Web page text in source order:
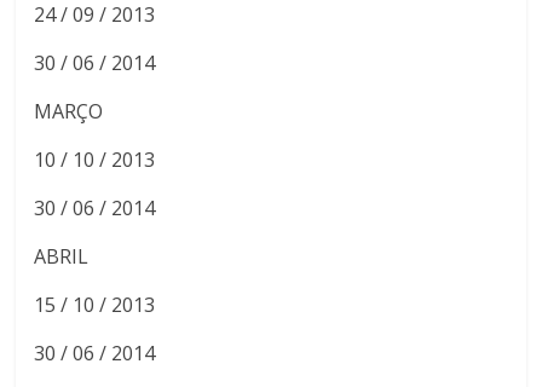
24 / 09 / 2013
30 / 06 / 2014
MARÇO
10 / 10 / 2013
30 / 06 / 2014
ABRIL
15 / 10 / 2013
30 / 06 / 2014